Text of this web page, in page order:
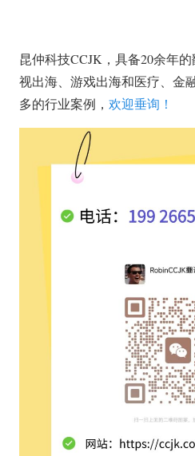
昆仲科技CCJK，具备20余年
视出海、游戏出海和医疗、金
多的行业案例， 欢迎垂询！